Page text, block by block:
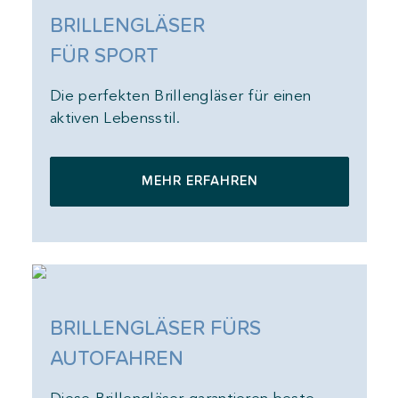
BRILLENGLÄSER
FÜR SPORT
Die perfekten Brillengläser für einen
aktiven Lebensstil.
MEHR ERFAHREN
BRILLENGLÄSER FÜRS
AUTOFAHREN